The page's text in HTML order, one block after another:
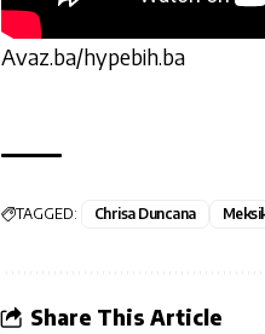
Avaz.ba/hypebih.ba
TAGGED: Chrisa Duncana
Share This Article